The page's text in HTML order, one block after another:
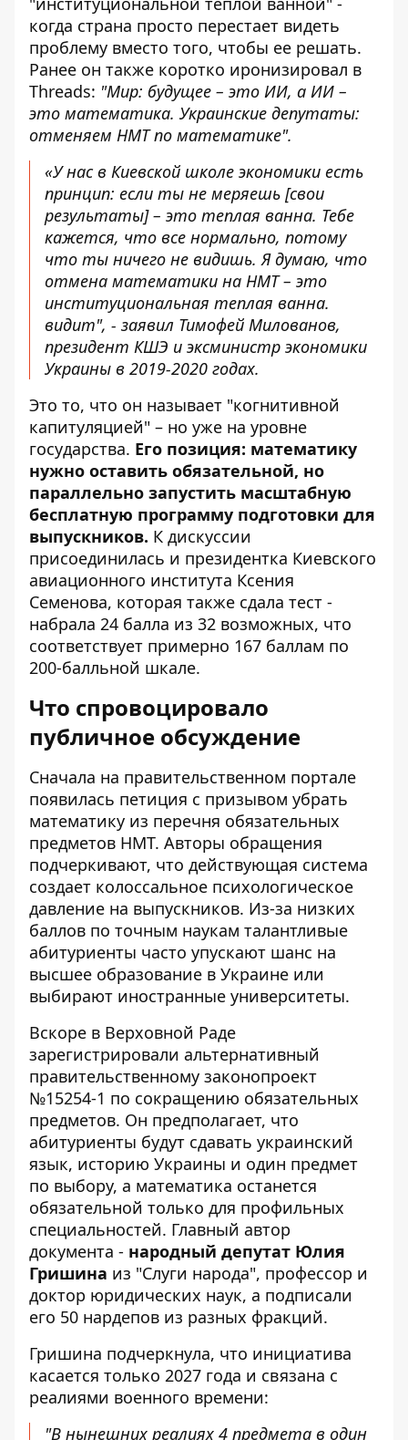
когда страна просто перестает видеть
проблему вместо того, чтобы ее решать.
Ранее он также коротко иронизировал в
Threads: "Мир: будущее – это ИИ, а ИИ –
это математика. Украинские депутаты:
отменяем НМТ по математике".
«У нас в Киевской школе экономики есть
принцип: если ты не меряешь [свои
результаты] – это теплая ванна. Тебе
кажется, что все нормально, потому
что ты ничего не видишь. Я думаю, что
отмена математики на НМТ – это
институциональная теплая ванна.
видит", - заявил Тимофей Милованов,
президент КШЭ и эксминистр экономики
Украины в 2019-2020 годах.
Это то, что он называет "когнитивной
капитуляцией" – но уже на уровне
государства. Его позиция: математику
нужно оставить обязательной, но
параллельно запустить масштабную
бесплатную программу подготовки для
выпускников. К дискуссии
присоединилась и президентка Киевского
авиационного института Ксения
Семенова, которая также сдала тест -
набрала 24 балла из 32 возможных, что
соответствует примерно 167 баллам по
200-балльной шкале.
Что спровоцировало
публичное обсуждение
Сначала на правительственном портале
появилась петиция с призывом убрать
математику из перечня обязательных
предметов НМТ. Авторы обращения
подчеркивают, что действующая система
создает колоссальное психологическое
давление на выпускников. Из-за низких
баллов по точным наукам талантливые
абитуриенты часто упускают шанс на
высшее образование в Украине или
выбирают иностранные университеты.
Вскоре в Верховной Раде
зарегистрировали альтернативный
правительственному законопроект
№15254-1 по сокращению обязательных
предметов. Он предполагает, что
абитуриенты будут сдавать украинский
язык, историю Украины и один предмет
по выбору, а математика останется
обязательной только для профильных
специальностей. Главный автор
документа - народный депутат Юлия
Гришина из "Слуги народа", профессор и
доктор юридических наук, а подписали
его 50 нардепов из разных фракций.
Гришина подчеркнула, что инициатива
касается только 2027 года и связана с
реалиями военного времени:
"В нынешних реалиях 4 предмета в один